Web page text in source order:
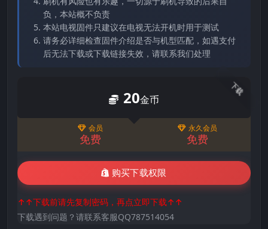
负，本站概不负责
本站电视固件只建议在电视无法开机时用于测试
请务必详细检查固件介绍是否与机型匹配，如遇支付
后无法下载或下载链接失效，请联系我们处理
下载
20金币
会员
免费
永久会员
免费
购买下载权限
↑↑下载前请先复制密码，再点立即下载↑↑
下载遇到问题？请联系客服QQ787514054